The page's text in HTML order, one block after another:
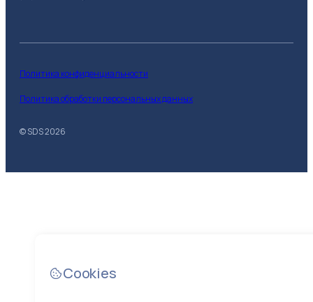
© SDS2026
Политика конфиденциальности
Политика обработки персональных данных
Cookies